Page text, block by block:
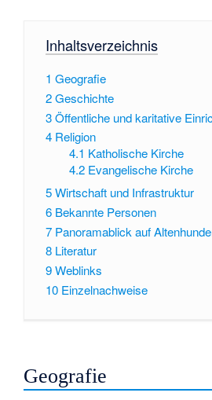
Inhaltsverzeichnis
1 Geografie
2Geschichte
3Öffentliche und karitative
4 Religion
4.1 Katholische Kirche
4.2 Evangelische Kirche
5Wirtschaft und Infrastruktur
6 Bekannte Personen
7 Panoramablick auf
8 Literatur
9Weblinks
10 Einzelnachweise
Geografie